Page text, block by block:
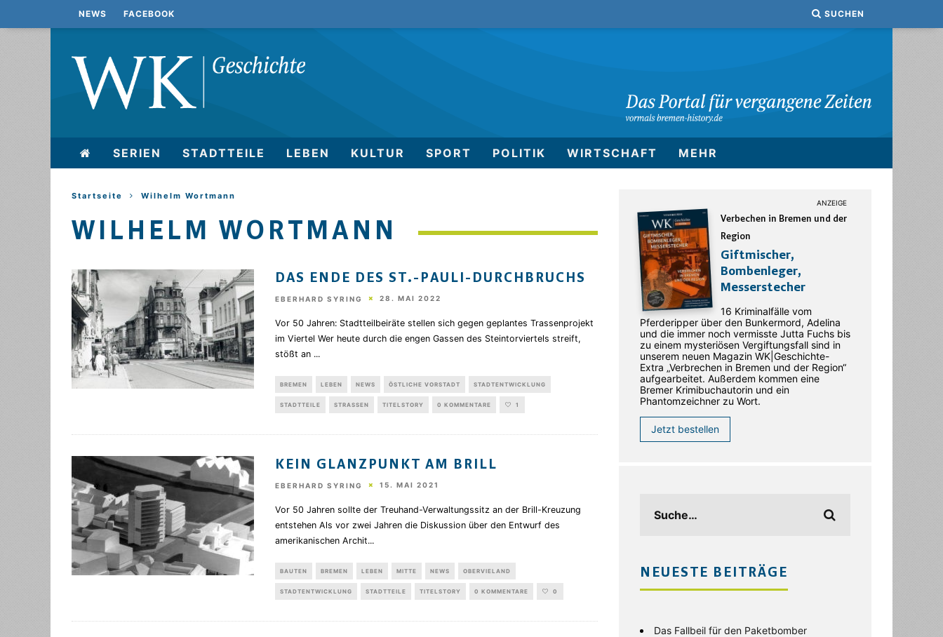
NEWS FACEBOOK SUCHEN
SERIEN STADTTEILE LEBEN KULTUR SPORT POLITIK WIRTSCHAFT MEHR
Startseite Wilhelm Wortmann
WILHELM WORTMANN
DAS ENDE DES ST.-PAULI-DURCHBRUCHS
EBERHARD SYRING 28. MAI 2022
Vor 50 Jahren: Stadtteilbeiräte stellen sich gegen geplantes Trassenprojekt
im Viertel Wer heute durch die engen Gassen des Steintorviertels streift,
stößt an ...
BREMEN LEBEN NEWS ÖSTLICHE VORSTADT STADTENTWICKLUNG
STADTTEILE STRASSEN TITELSTORY 0 KOMMENTARE 1
KEIN GLANZPUNKT AM BRILL
EBERHARD SYRING 15. MAI 2021
Vor 50 Jahren sollte der Treuhand-Verwaltungssitz an der Brill-Kreuzung
entstehen Als vor zwei Jahren die Diskussion über den Entwurf des
amerikanischen Archit...
BAUTEN BREMEN LEBEN MITTE NEWS OBERVIELAND
STADTENTWICKLUNG STADTTEILE TITELSTORY 0 KOMMENTARE 0
Verbechen in Bremen und der
Region
Giftmischer,
Bombenleger,
Messerstecher
16 Kriminalfälle vom
Pferderipper über den Bunkermord, Adelina
und die immer noch vermisste Jutta Fuchs bis
zu einem mysteriösen Vergiftungsfall sind in
unserem neuen Magazin WK|Geschichte-
Extra „Verbrechen in Bremen und der Region“
aufgearbeitet. Außerdem kommen eine
Bremer Krimibuchautorin und ein
Phantomzeichner zu Wort.
Jetzt bestellen
NEUESTE BEITRÄGE
Das Fallbeil für den Paketbomber